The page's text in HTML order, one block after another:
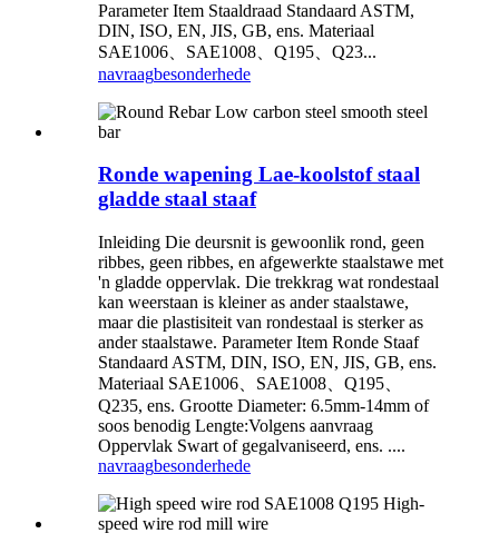
Parameter Item Staaldraad Standaard ASTM,
DIN, ISO, EN, JIS, GB, ens. Materiaal
SAE1006、SAE1008、Q195、Q23...
navraagbesonderhede
Ronde wapening Lae-koolstof staal
gladde staal staaf
Inleiding Die deursnit is gewoonlik rond, geen
ribbes, geen ribbes, en afgewerkte staalstawe met
'n gladde oppervlak. Die trekkrag wat rondestaal
kan weerstaan ​​is kleiner as ander staalstawe,
maar die plastisiteit van rondestaal is sterker as
ander staalstawe. Parameter Item Ronde Staaf
Standaard ASTM, DIN, ISO, EN, JIS, GB, ens.
Materiaal SAE1006、SAE1008、Q195、
Q235, ens. Grootte Diameter: 6.5mm-14mm of
soos benodig Lengte:Volgens aanvraag
Oppervlak Swart of gegalvaniseerd, ens. ....
navraagbesonderhede